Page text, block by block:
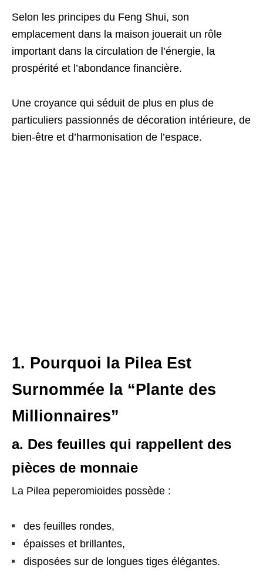
Selon les principes du Feng Shui, son
emplacement dans la maison jouerait un rôle
important dans la circulation de l’énergie, la
prospérité et l’abondance financière.
Une croyance qui séduit de plus en plus de
particuliers passionnés de décoration intérieure, de
bien-être et d’harmonisation de l’espace.
1. Pourquoi la Pilea Est
Surnommée la “Plante des
Millionnaires”
a. Des feuilles qui rappellent des
pièces de monnaie
La Pilea peperomioides possède :
des feuilles rondes,
épaisses et brillantes,
disposées sur de longues tiges élégantes.